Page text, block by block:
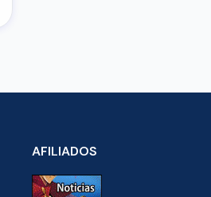
AFILIADOS